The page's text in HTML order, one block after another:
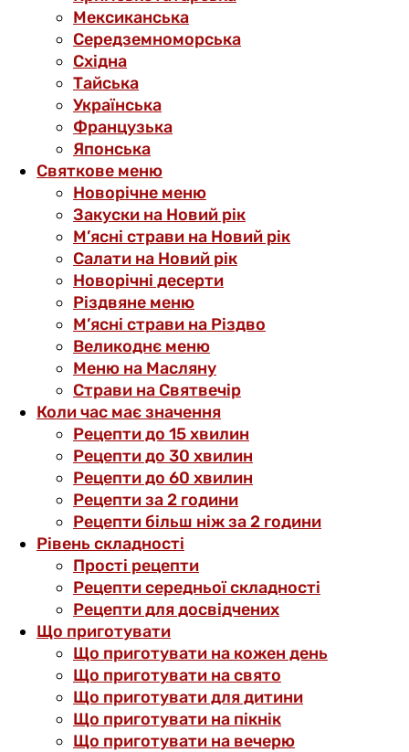
Мексиканська
Середземноморська
Східна
Тайська
Українська
Французька
Японська
Святкове меню
Новорічне меню
Закуски на Новий рік
М’ясні страви на Новий рік
Салати на Новий рік
Новорічні десерти
Різдвяне меню
М’ясні страви на Різдво
Великоднє меню
Меню на Масляну
Страви на Святвечір
Коли час має значення
Рецепти до 15 хвилин
Рецепти до 30 хвилин
Рецепти до 60 хвилин
Рецепти за 2 години
Рецепти більш ніж за 2 години
Рівень складності
Прості рецепти
Рецепти середньої складності
Рецепти для досвідчених
Що приготувати
Що приготувати на кожен день
Що приготувати на свято
Що приготувати для дитини
Що приготувати на пікнік
Що приготувати на вечерю